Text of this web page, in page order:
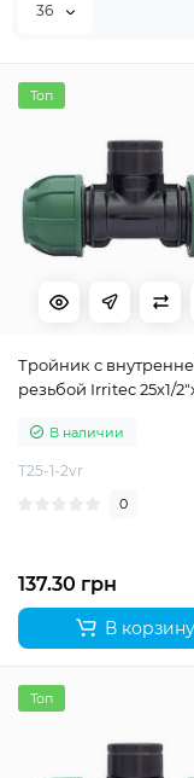
36
Топ
Тройник с
резьбой Irritec 25х1/
В наличии
T25-1-2vr
0
137.30 грн
В корзину
Топ